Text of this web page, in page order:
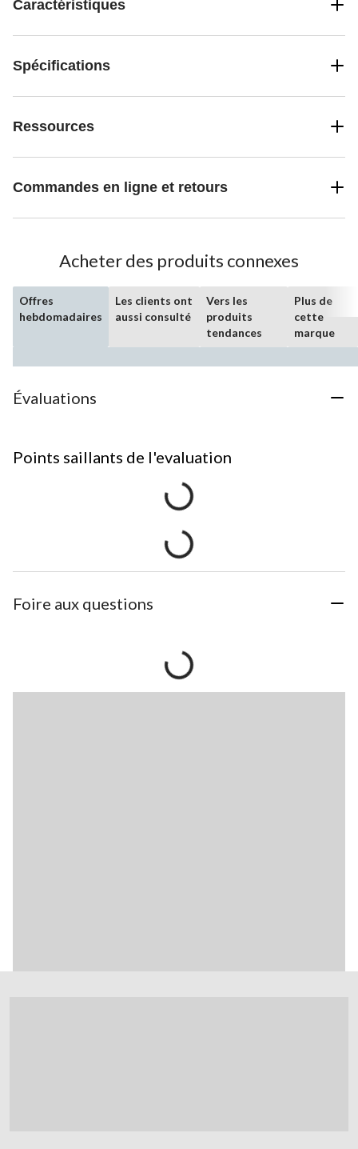
Caractéristiques
Spécifications
Ressources
Commandes en ligne et retours
Acheter des produits connexes
Offres
hebdomadaires
Les clients ont
aussi consulté
Vers les
produits
tendances
Plus de
cette
marque
Évaluations
Points saillants de l'evaluation
Foire aux questions